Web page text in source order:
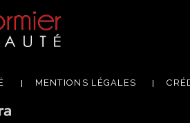
MENTIONS LÉGALES